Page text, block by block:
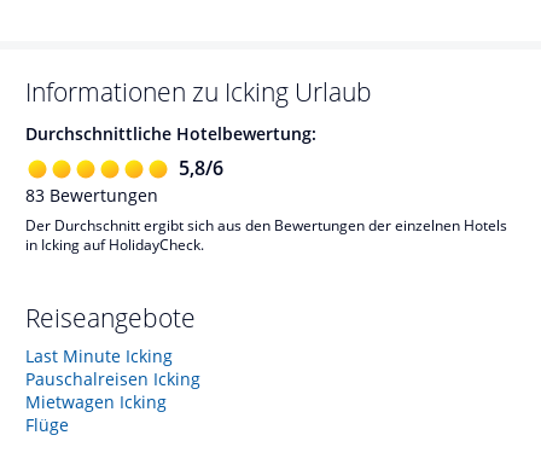
Informationen zu Icking Urlaub
Durchschnittliche Hotelbewertung:
5,8/6
83 Bewertungen
Der Durchschnitt ergibt sich aus den Bewertungen der einzelnen Hotels
in Icking auf HolidayCheck.
Reiseangebote
Last Minute Icking
Pauschalreisen Icking
Mietwagen Icking
Flüge